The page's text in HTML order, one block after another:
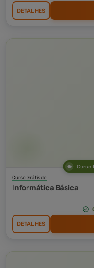
DETALHES
Curso
Curso Grátis de
Informática Básica
DETALHES